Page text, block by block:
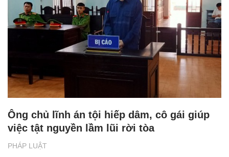
PHÁP LUẬT
Ông chủ lĩnh án tội hiếp dâm, cô gái giúp
việc tật nguyền lầm lũi rời tòa